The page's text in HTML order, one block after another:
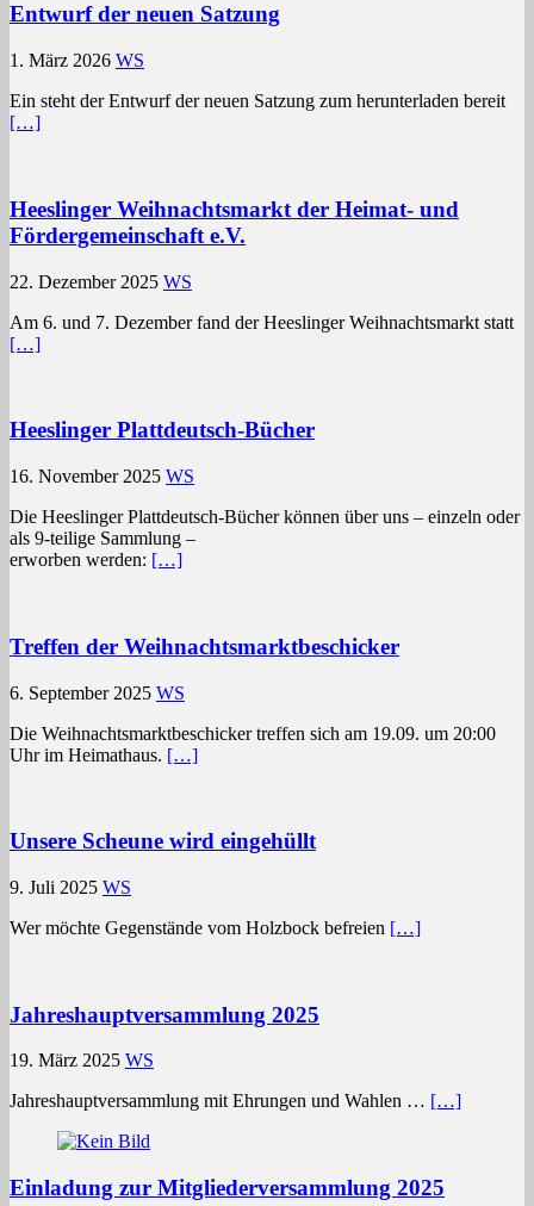
Entwurf der neuen Satzung
1. März 2026 WS
Ein steht der Entwurf der neuen Satzung zum herunterladen bereit
[…]
Heeslinger Weihnachtsmarkt der Heimat- und
Fördergemeinschaft e.V.
22. Dezember 2025 WS
Am 6. und 7. Dezember fand der Heeslinger Weihnachtsmarkt statt
[…]
Heeslinger Plattdeutsch-Bücher
16. November 2025 WS
Die Heeslinger Plattdeutsch-Bücher können über uns – einzeln oder
als 9-teilige Sammlung –
erworben werden: […]
Treffen der Weihnachtsmarktbeschicker
6. September 2025 WS
Die Weihnachtsmarktbeschicker treffen sich am 19.09. um 20:00
Uhr im Heimathaus. […]
Unsere Scheune wird eingehüllt
9. Juli 2025 WS
Wer möchte Gegenstände vom Holzbock befreien […]
Jahreshauptversammlung 2025
19. März 2025 WS
Jahreshauptversammlung mit Ehrungen und Wahlen … […]
Einladung zur Mitgliederversammlung 2025